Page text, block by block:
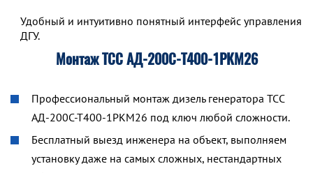
Удобный и интуитивно понятный интерфейс управления
ДГУ.
Монтаж ТСС АД-200С-Т400-1РКМ26
Профессиональный монтаж дизель генератора ТСС
АД-200С-Т400-1РКМ26 под ключ любой сложности.
Бесплатный выезд инженера на объект, выполняем
установку даже на самых сложных, нестандартных